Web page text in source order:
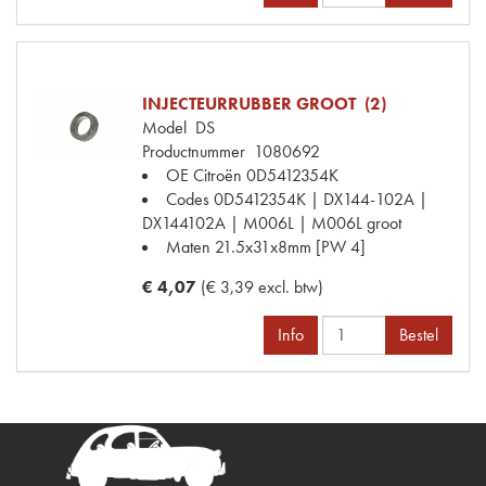
INJECTEURRUBBER GROOT (2)
Model DS
Productnummer 1080692
OE Citroën 0D5412354K
Codes0D5412354K | DX144-102A |
DX144102A | M006L | M006L groot
Maten 21.5x31x8mm [PW 4]
€ 4,07 (€ 3,39 excl. btw)
Info Bestel